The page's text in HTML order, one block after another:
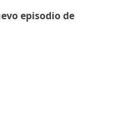
episodio de